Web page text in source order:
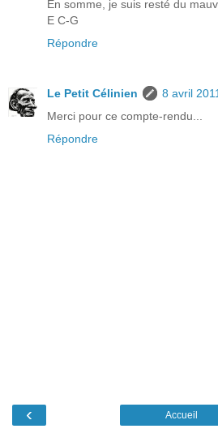
En somme, je suis resté du
E C-G
Répondre
Le Petit Célinien
8 avril
Merci pour ce compte-rendu...
Répondre
‹ Accueil